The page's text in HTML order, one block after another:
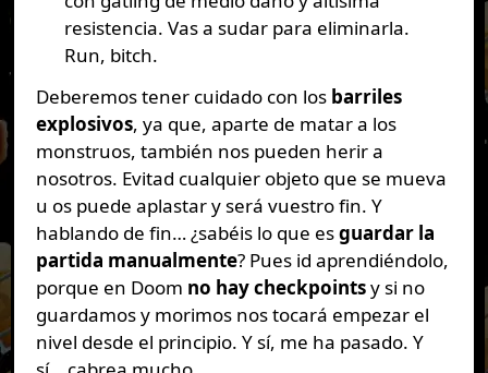
resistencia. Vas a sudar para eliminarla.
Run, bitch.
Deberemos tener cuidado con los barriles
explosivos, ya que, aparte de matar a los
monstruos, también nos pueden herir a
nosotros. Evitad cualquier objeto que se mueva
u os puede aplastar y será vuestro fin. Y
hablando de fin… ¿sabéis lo que esguardar la
partida manualmente? Pues id aprendiéndolo,
porque en Doom no hay checkpointsy si no
guardamos y morimos nos tocará empezar el
nivel desde el principio. Y sí, me ha pasado. Y